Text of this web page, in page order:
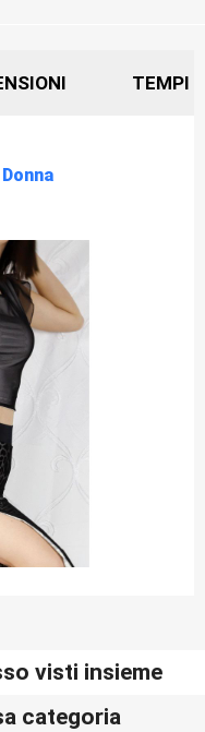
TEMPI
visti insieme
categoria